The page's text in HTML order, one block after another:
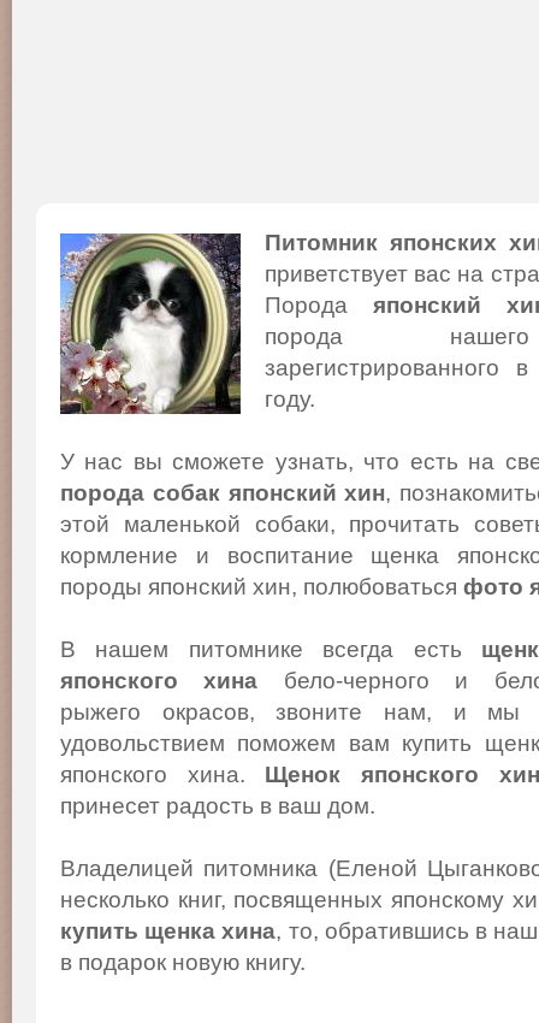
Питомник японских
приветствует вас на
Порода японский
порода
году.
У нас вы сможете узнать, что есть на
порода собак японский хин,
этой маленькой собаки, прочитать
кормление и воспитание щенка
породы японский хин, полюбоваться фото
В нашем питомнике всегда есть
японского хина бело-черного и
рыжего окрасов, звоните нам, и мы
удовольствием поможем вам купить
японского хина. Щенок японского
принесет радость в ваш дом.
Владелицей питомника (Еленой
несколько книг, посвященных японскому
купить щенка хина, то, обратившись в
в подарок новую книгу.